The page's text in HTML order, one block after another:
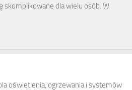
skomplikowane dla wielu osób. W
oświetlenia, ogrzewania i systemów